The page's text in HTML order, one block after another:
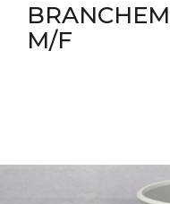
M/F